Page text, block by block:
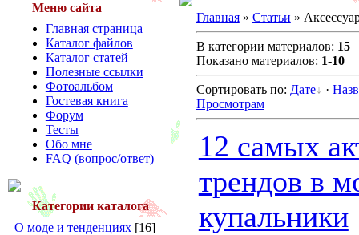
Меню сайта
Главная страница
Каталог файлов
Каталог статей
Полезные ссылки
Фотоальбом
Гостевая книга
Форум
Тесты
Обо мне
FAQ (вопрос/ответ)
Категории каталога
О моде и тенденциях [16]
Главная» Статьи »
В категории материалов: 15
Показано материалов: 1-10
Сортировать по: Дате ·
Просмотрам
12 самых
трендов в
купальники